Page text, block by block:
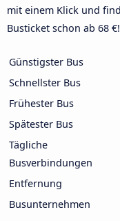
mit einem Klick und
Busticket schon ab 68 €!
Günstigster Bus
Schnellster Bus
Frühester Bus
Spätester Bus
Tägliche
Busverbindungen
Entfernung
Busunternehmen